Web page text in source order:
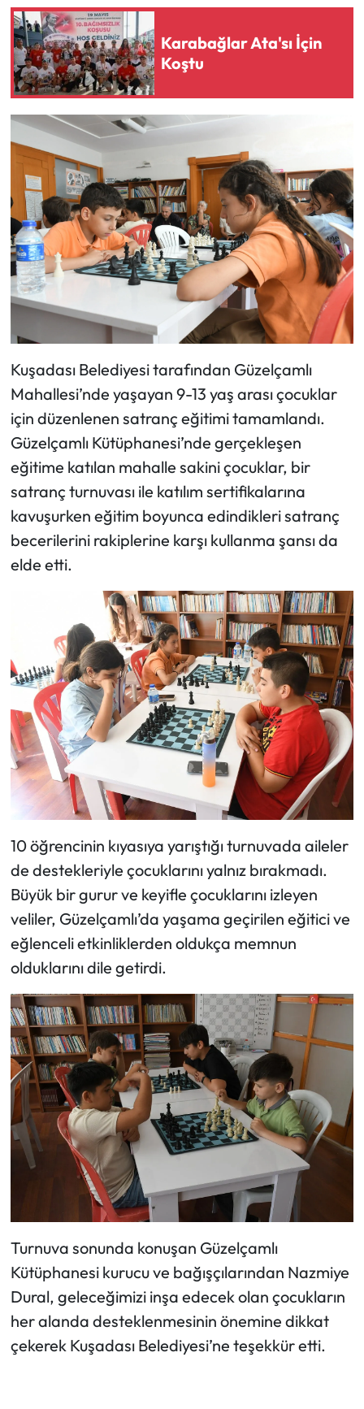
Karabağlar Ata'sı İçin
Koştu
Kuşadası Belediyesi tarafından Güzelçamlı
Mahallesi’nde yaşayan 9-13 yaş arası çocuklar
için düzenlenen satranç eğitimi tamamlandı.
Güzelçamlı Kütüphanesi’nde gerçekleşen
eğitime katılan mahalle sakini çocuklar, bir
satranç turnuvası ile katılım sertifikalarına
kavuşurken eğitim boyunca edindikleri satranç
becerilerini rakiplerine karşı kullanma şansı da
elde etti.
10 öğrencinin kıyasıya yarıştığı turnuvada aileler
de destekleriyle çocuklarını yalnız bırakmadı.
Büyük bir gurur ve keyifle çocuklarını izleyen
veliler, Güzelçamlı’da yaşama geçirilen eğitici ve
eğlenceli etkinliklerden oldukça memnun
olduklarını dile getirdi.
Turnuva sonunda konuşan Güzelçamlı
Kütüphanesi kurucu ve bağışçılarından Nazmiye
Dural, geleceğimizi inşa edecek olan çocukların
her alanda desteklenmesinin önemine dikkat
çekerek Kuşadası Belediyesi’ne teşekkür etti.